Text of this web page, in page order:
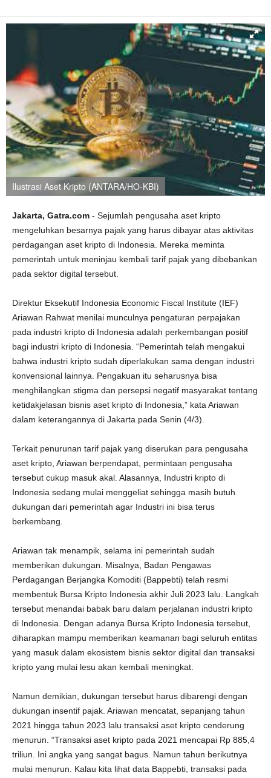
Ilustrasi Aset Kripto (ANTARA/HO-KBI)
Jakarta, Gatra.com - Sejumlah pengusaha aset kripto
mengeluhkan besarnya pajak yang harus dibayar atas aktivitas
perdagangan aset kripto di Indonesia. Mereka meminta
pemerintah untuk meninjau kembali tarif pajak yang dibebankan
pada sektor digital tersebut.
Direktur Eksekutif Indonesia Economic Fiscal Institute (IEF)
Ariawan Rahwat menilai munculnya pengaturan perpajakan
pada industri kripto di Indonesia adalah perkembangan positif
bagi industri kripto di Indonesia. “Pemerintah telah mengakui
bahwa industri kripto sudah diperlakukan sama dengan industri
konvensional lainnya. Pengakuan itu seharusnya bisa
menghilangkan stigma dan persepsi negatif masyarakat tentang
ketidakjelasan bisnis aset kripto di Indonesia,” kata Ariawan
dalam keterangannya di Jakarta pada Senin (4/3).
Terkait penurunan tarif pajak yang diserukan para pengusaha
aset kripto, Ariawan berpendapat, permintaan pengusaha
tersebut cukup masuk akal. Alasannya, Industri kripto di
Indonesia sedang mulai menggeliat sehingga masih butuh
dukungan dari pemerintah agar Industri ini bisa terus
berkembang.
Ariawan tak menampik, selama ini pemerintah sudah
memberikan dukungan. Misalnya, Badan Pengawas
Perdagangan Berjangka Komoditi (Bappebti) telah resmi
membentuk Bursa Kripto Indonesia akhir Juli 2023 lalu. Langkah
tersebut menandai babak baru dalam perjalanan industri kripto
di Indonesia. Dengan adanya Bursa Kripto Indonesia tersebut,
diharapkan mampu memberikan keamanan bagi seluruh entitas
yang masuk dalam ekosistem bisnis sektor digital dan transaksi
kripto yang mulai lesu akan kembali meningkat.
Namun demikian, dukungan tersebut harus dibarengi dengan
dukungan insentif pajak. Ariawan mencatat, sepanjang tahun
2021 hingga tahun 2023 lalu transaksi aset kripto cenderung
menurun. “Transaksi aset kripto pada 2021 mencapai Rp 885,4
triliun. Ini angka yang sangat bagus. Namun tahun berikutnya
mulai menurun. Kalau kita lihat data Bappebti, transaksi pada